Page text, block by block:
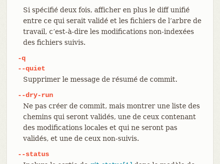
Si spécifié deux fois, afficher en plus le diff unifié
entre ce qui serait validé et les fichiers de l’arbre de
travail, c’est-à-dire les modifications non-indexées
des fichiers suivis.
-q
--quiet
Supprimer le message de résumé de commit.
--dry-run
Ne pas créer de commit, mais montrer une liste des
chemins qui seront validés, une de ceux contenant
des modifications locales et qui ne seront pas
validés, et une de ceux non-suivis.
--status